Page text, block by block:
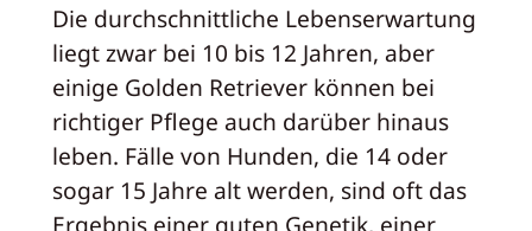
Die durchschnittliche Lebenserwartung
liegt zwar bei 10 bis 12 Jahren, aber
einige Golden Retriever können bei
richtiger Pflege auch darüber hinaus
leben. Fälle von Hunden, die 14 oder
sogar 15 Jahre alt werden, sind oft das
Ergebnis einer guten Genetik, einer